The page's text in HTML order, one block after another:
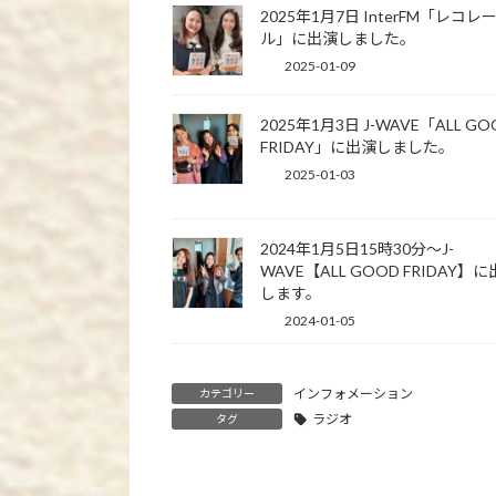
2025年1月7日 InterFM「レコレ
ル」に出演しました。
2025-01-09
2025年1月3日 J-WAVE「ALL
FRIDAY」に出演しました。
2025-01-03
2024年1月5日15時30分～J-
WAVE【ALL GOOD FRIDAY】に
します。
2024-01-05
カテゴリー インフォメーション
タグ ラジオ